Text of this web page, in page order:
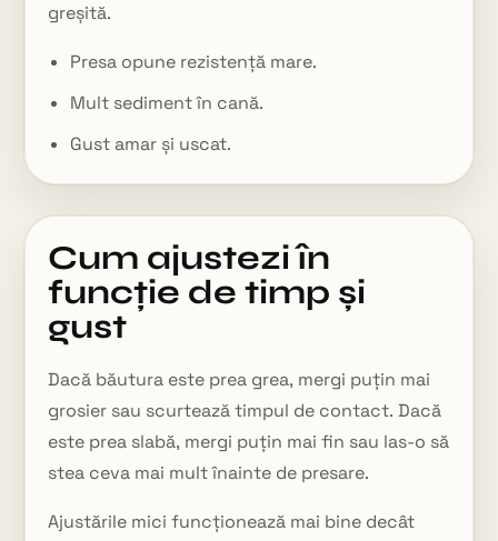
greșită.
Presa opune rezistență mare.
Mult sediment în cană.
Gust amar și uscat.
Cum ajustezi în
funcție de timp și
gust
Dacă băutura este prea grea, mergi puțin mai
grosier sau scurtează timpul de contact. Dacă
este prea slabă, mergi puțin mai fin sau las-o să
stea ceva mai mult înainte de presare.
Ajustările mici funcționează mai bine decât